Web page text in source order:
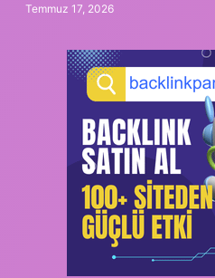
Temmuz 17, 2026